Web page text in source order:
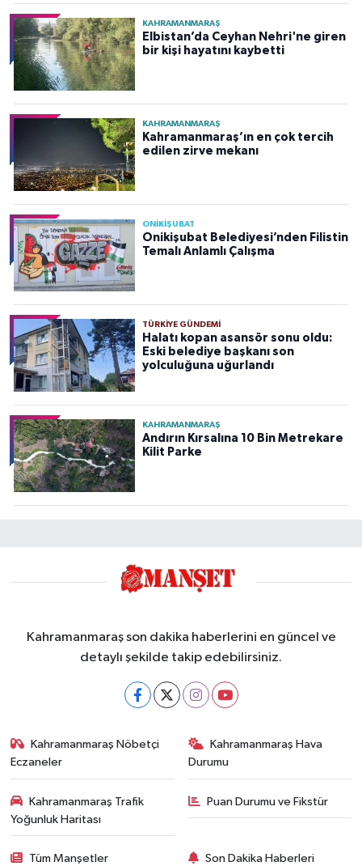
KAHRAMANMARAŞ
Elbistan’da Ceyhan Nehri'ne giren
bir kişi hayatını kaybetti
KAHRAMANMARAŞ
Kahramanmaraş’ın en çok tercih
edilen zirve mekanı
ONİKİŞUBAT
Onikişubat Belediyesi’nden Filistin
Temalı Anlamlı Çalışma
TÜRKIYE GÜNDEMI
Halatı kopan asansör sonu oldu:
Eski belediye başkanı son
yolculuğuna uğurlandı
KAHRAMANMARAŞ
Andırın Kırsalına 10 Bin Metrekare
Kilit Parke
Kahramanmaraş son dakika haberlerini en güncel ve
detaylı şekilde takip edebilirsiniz.
Kahramanmaraş Nöbetçi
Eczaneler
Kahramanmaraş Hava
Durumu
Kahramanmaraş Trafik
Yoğunluk Haritası
Puan Durumu ve Fikstür
Tüm Manşetler Son Dakika Haberleri